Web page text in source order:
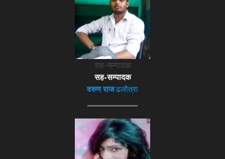
सह-सम्पादक
सह-सम्पादक
वरुण राजढलौत्रा